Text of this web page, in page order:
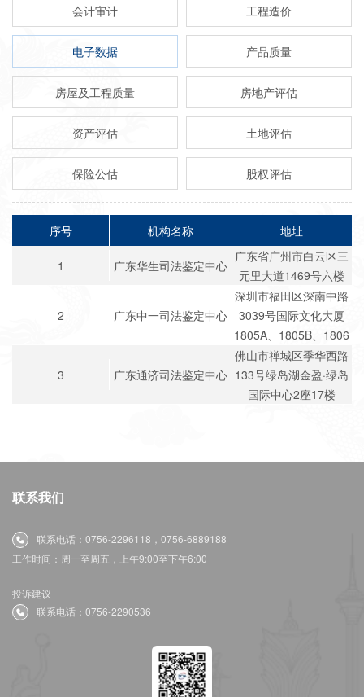
会计审计 工程造价
电子数据 产品质量
房屋及工程质量 房地产评估
资产评估 土地评估
保险公估 股权评估
序号 机构名称 地址
1 广东华生司法鉴定中心
广东省广州市白云区三
元里大道1469号六楼
2 广东中一司法鉴定中心
深圳市福田区深南中路
3039号国际文化大厦
1805A、1805B、1806
3 广东通济司法鉴定中心
佛山市禅城区季华西路
133号绿岛湖金盈·绿岛
国际中心2座17楼
联系我们
联系电话：0756-2296118，0756-6889188
工作时间：周一至周五，上午9:00至下午6:00
投诉建议
联系电话：0756-2290536